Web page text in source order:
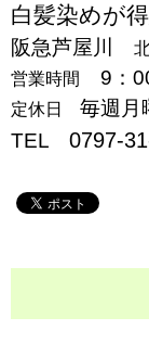
白髪染めが
阪急芦屋川
営業時間
9：
定休日 毎週月
TEL 0797-